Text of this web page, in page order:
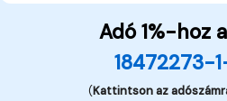
Adó 1%-hoz
18472273-
(Kattintson az